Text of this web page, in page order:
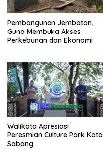
Pembangunan Jembatan,
Guna Membuka Akses
Perkebunan dan Ekonomi
Walikota Apresiasi
Peresmian Culture Park Kota
Sabang